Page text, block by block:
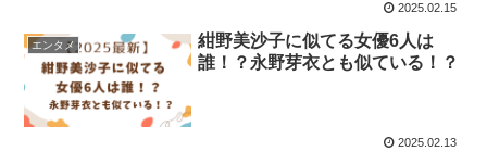
2025.02.15
エンタメ
紺野美沙子に似てる女優6人は
誰！？永野芽衣とも似ている！？
2025.02.13